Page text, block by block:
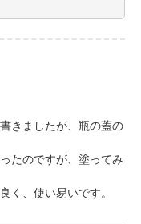
きましたが、瓶の蓋の
たのですが、塗ってみ
く、使い易いです。